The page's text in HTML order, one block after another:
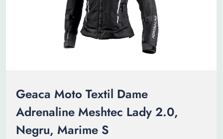
Geaca Moto Textil Dame
Adrenaline Meshtec Lady 2.0,
Negru, Marime S